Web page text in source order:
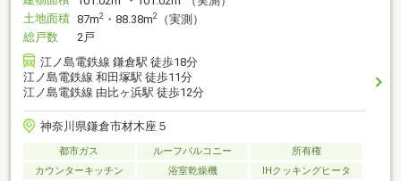
土地面積 87m2 ・88.38m2
（実測）
総戸数
2戸
江ノ島電鉄線 鎌倉駅 徒歩18分
江ノ島電鉄線 和田塚駅 徒歩11分
江ノ島電鉄線 由比ヶ浜駅 徒歩12分
神奈川県鎌倉市材木座５
都市ガス ルーフバルコニー
所有権
カウンターキッチン
浴室乾燥機 IHクッキングヒータ